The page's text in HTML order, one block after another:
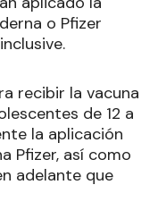
o Pfizer
recibir la vacuna
de 12 a
la aplicación
Pfizer, así como
adelante que